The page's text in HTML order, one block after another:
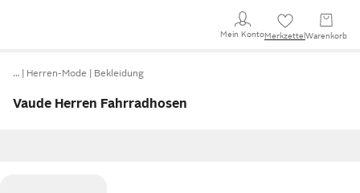
Mein KontoMerkzettel Warenkorb
… Herren-Mode Bekleidung
Vaude Herren Fahrradhosen